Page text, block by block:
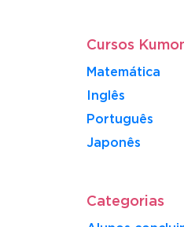
Cursos
Matemática
Inglês
Português
​Japonês
Categorias